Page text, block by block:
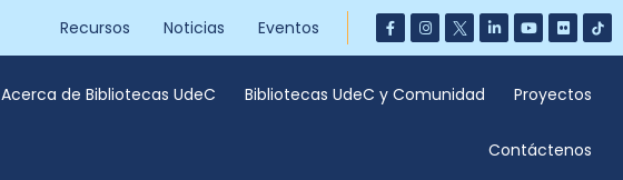
Recursos Noticias Eventos
Acerca de Bibliotecas UdeC Bibliotecas UdeC y Comunidad Proyectos
Contáctenos